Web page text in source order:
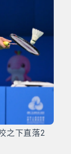
之下直落2